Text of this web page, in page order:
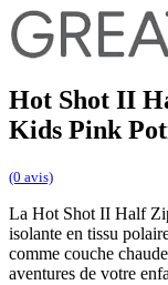
Hot Shot II
Kids Pink
(0 avis)
La Hot Shot II Half
isolante en tissu
comme couche
aventures de votre